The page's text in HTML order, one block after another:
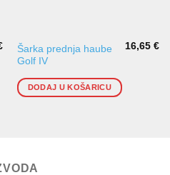
Šarka prednja haube
Golf IV
16,65€
DODAJ U KOŠARICU